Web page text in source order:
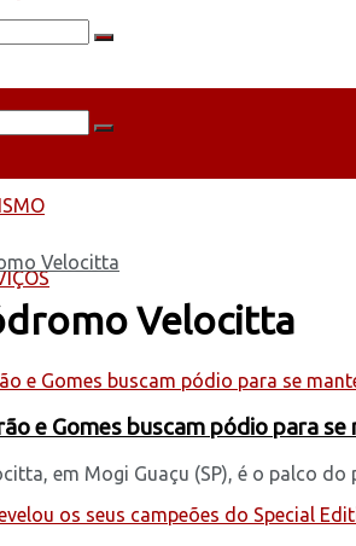
Velocitta
Velocitta
e Gomes buscam pódio para
em Mogi Guaçu (SP), é o palco